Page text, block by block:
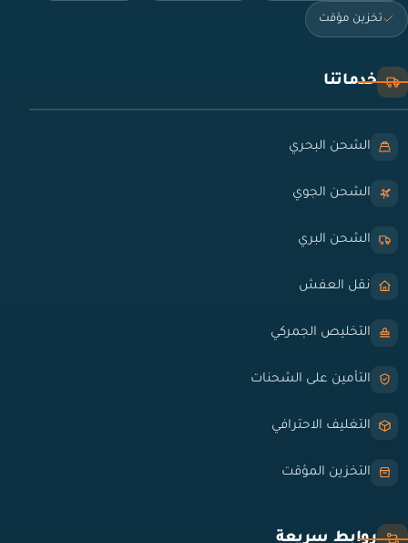
تخزين مؤقت
خدماتنا
الشحن البحري
الشحن الجوي
الشحن البري
نقل العفش
التخليص الجمركي
التأمين على الشحنات
التغليف الاحترافي
التخزين المؤقت
روابط سريعة